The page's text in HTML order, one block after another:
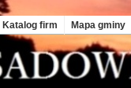
Katalog firm Mapa gminy